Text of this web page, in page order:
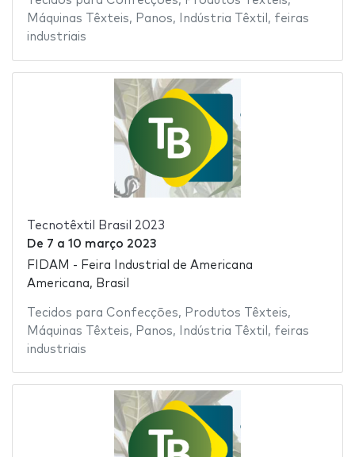
Máquinas Têxteis, Panos, Indústria Têxtil , feiras
industriais
Tecnotêxtil Brasil 2023
De 7 a 10 março 2023
FIDAM - Feira Industrial de Americana
Americana, Brasil
Tecidos para Confecções, Produtos Têxteis,
Máquinas Têxteis, Panos, Indústria Têxtil , feiras
industriais